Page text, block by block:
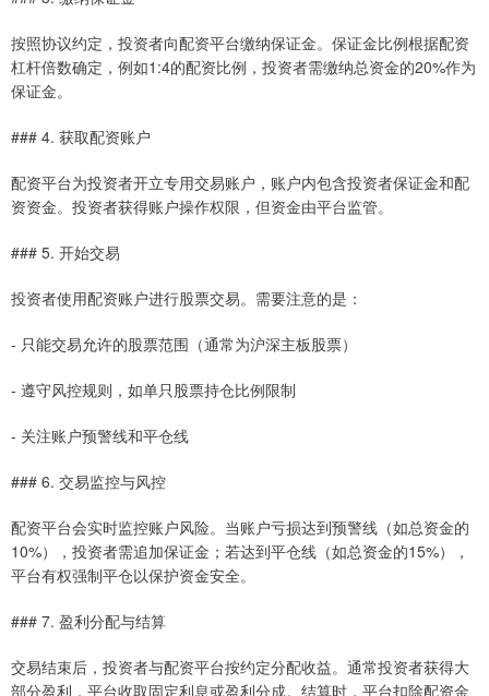
按照协议约定，投资者向配资平台缴纳保证金。保证金比例根据配资
杠杆倍数确定，例如1:4的配资比例，投资者需缴纳总资金的20%作为
保证金。
### 4. 获取配资账户
配资平台为投资者开立专用交易账户，账户内包含投资者保证金和配
资资金。投资者获得账户操作权限，但资金由平台监管。
### 5. 开始交易
投资者使用配资账户进行股票交易。需要注意的是：
- 只能交易允许的股票范围（通常为沪深主板股票）
- 遵守风控规则，如单只股票持仓比例限制
- 关注账户预警线和平仓线
### 6. 交易监控与风控
配资平台会实时监控账户风险。当账户亏损达到预警线（如总资金的
10%），投资者需追加保证金；若达到平仓线（如总资金的15%），
平台有权强制平仓以保护资金安全。
### 7. 盈利分配与结算
交易结束后，投资者与配资平台按约定分配收益。通常投资者获得大
部分盈利，平台收取固定利息或盈利分成。结算时，平台扣除配资金